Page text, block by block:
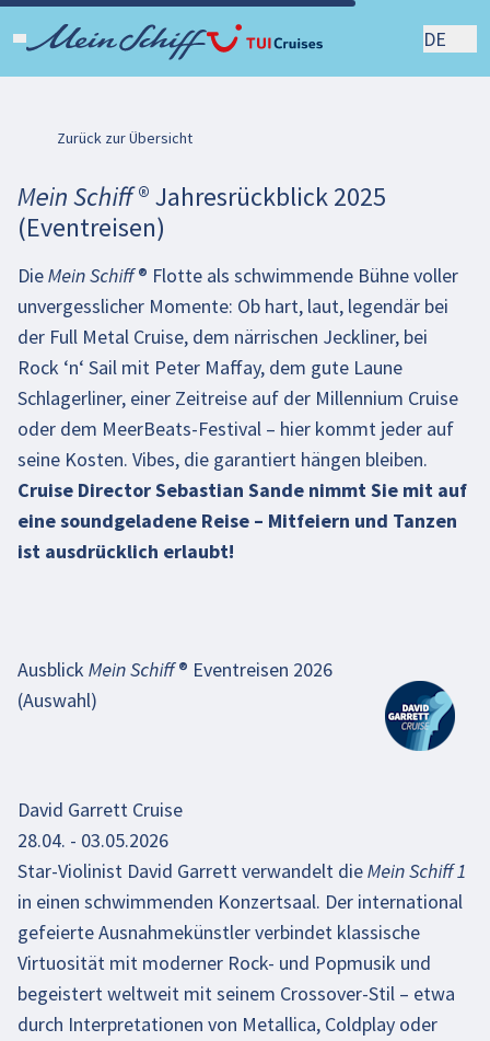
DE
Zurück zur Übersicht
Mein Schiff ® Jahresrückblick 2025
(Eventreisen)
Die Mein Schiff ® Flotte als schwimmende Bühne voller
unvergesslicher Momente: Ob hart, laut, legendär bei
der Full Metal Cruise, dem närrischen Jeckliner, bei
Rock ‘n‘ Sail mit Peter Maffay, dem gute Laune
Schlagerliner, einer Zeitreise auf der Millennium Cruise
oder dem MeerBeats-Festival – hier kommt jeder auf
seine Kosten. Vibes, die garantiert hängen bleiben.
Cruise Director Sebastian Sande nimmt Sie mit auf
eine soundgeladene Reise – Mitfeiern und Tanzen
ist ausdrücklich erlaubt!
Daten an YouTube übermittelt werden. Mehr
dazu in unseren
Datenschutzbestimmungen.
Ausblick Mein Schiff ® Eventreisen 2026
(Auswahl)
David Garrett Cruise
28.04. - 03.05.2026
Star-Violinist David Garrett verwandelt die Mein Schiff 1
in einen schwimmenden Konzertsaal. Der international
gefeierte Ausnahmekünstler verbindet klassische
Virtuosität mit moderner Rock- und Popmusik und
begeistert weltweit mit seinem Crossover-Stil – etwa
durch Interpretationen von Metallica, Coldplay oder